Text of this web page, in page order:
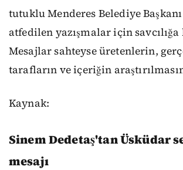
tutuklu Menderes Belediye
atfedilen yazışmalar için
Mesajlar sahteyse üretenlerin,
tarafların ve içeriğin
Kaynak:
Sinem Dedetaş'tan Üsküdar
mesajı